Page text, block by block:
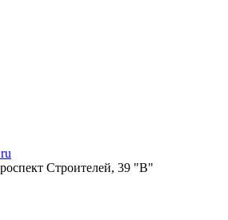
Строителей, 39 "В"